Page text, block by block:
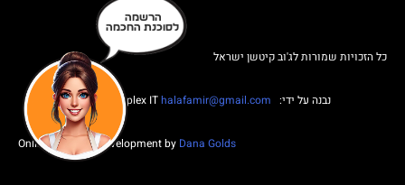
כל הזכויות שמורות לג'וב קיטשן ישראל
נבנה על ידי: Web complex IT halafamir@gmail.com
Online Business Development by Dana Golds
הרשמה
לסוכנת החכמה